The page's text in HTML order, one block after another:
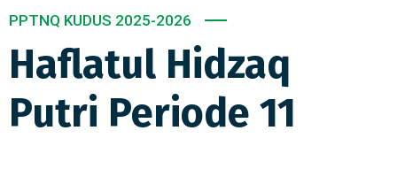
PPTNQ KUDUS 2025-2026
Haflatul Hidzaq
Putri Periode 11